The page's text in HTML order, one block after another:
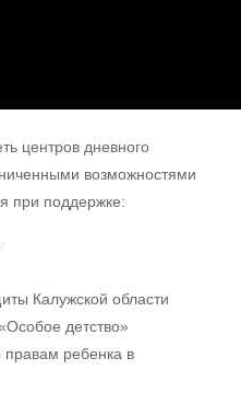
центров дневного
возможностями
при поддержке:
Калужской области
детство»
правам ребенка в